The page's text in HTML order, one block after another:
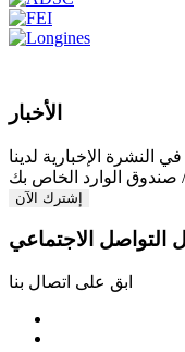
الأخبار
النشرة الإخبارية لدينا
صندوق الوارد الخاص بك
إشترك الآن
التواصل الاجتماعي
ابق على اتصال بنا